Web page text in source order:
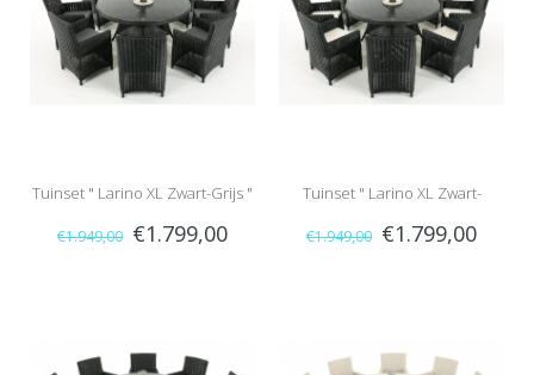
Tuinset " Larino XL Zwart-Grijs "
€1.949,00 €1.799,00
Tuinset " Larino XL Zwart-
Crème "
€1.949,00 €1.799,00